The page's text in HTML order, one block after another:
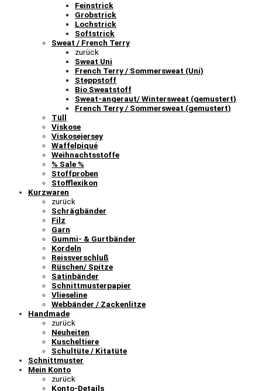
Feinstrick
Grobstrick
Lochstrick
Softstrick
Sweat / French Terry
zurück
Sweat Uni
French Terry / Sommersweat (Uni)
Steppstoff
Bio Sweatstoff
Sweat-angeraut/ Wintersweat (gemustert)
French Terry / Sommersweat (gemustert)
Tüll
Viskose
Viskosejersey
Waffelpiqué
Weihnachtsstoffe
% Sale %
Stoffproben
Stofflexikon
Kurzwaren
zurück
Schrägbänder
Filz
Garn
Gummi- & Gurtbänder
Kordeln
Reissverschluß
Rüschen/ Spitze
Satinbänder
Schnittmusterpapier
Vlieseline
Webbänder / Zackenlitze
Handmade
zurück
Neuheiten
Kuscheltiere
Schultüte / Kitatüte
Schnittmuster
Mein Konto
zurück
Konto-Details